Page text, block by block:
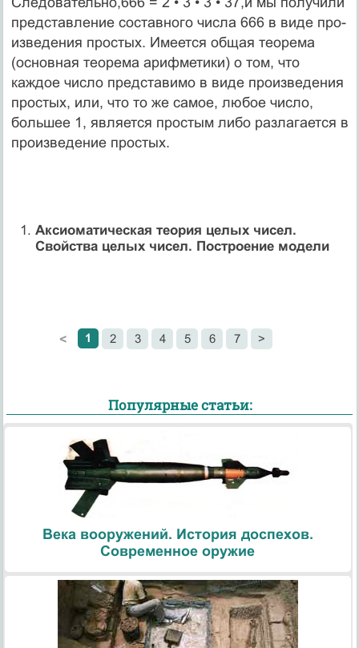
представление составного числа 666 в виде про­
изведения простых. Имеется общая теорема
(основная теорема арифметики) о том, что
каждое число представимо в виде произведения
простых, или, что то же самое, любое число,
большее 1, является простым либо разла­гается в
произведение простых.
Аксиоматическая теория целых чисел.
Свойства целых чисел. Построение модели
< 1 2 3 4 5 6 7 >
Популярные статьи:
Века вооружений. История доспехов.
Современное оружие